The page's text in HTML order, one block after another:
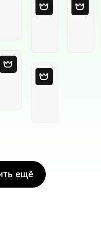
ещё